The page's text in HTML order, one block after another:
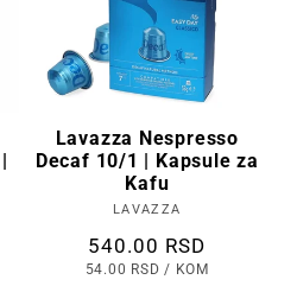
Lavazza Nespresso
Decaf 10/1 | Kapsule za
Kafu
Prodavac:
LAVAZZA
Cena
540.00 RSD
CENA
54.00 RSD / PO
KOM